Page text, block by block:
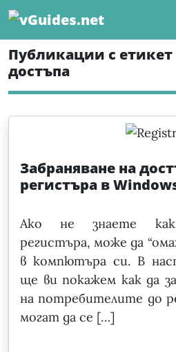
Skip
content
Публикации с етикет
достъпа
Забраняване на
регистъра в
Ако не знаете
регистъра, може да
в компютъра си. В
ще ви покажем как да
на потребителите до
могат да се […]